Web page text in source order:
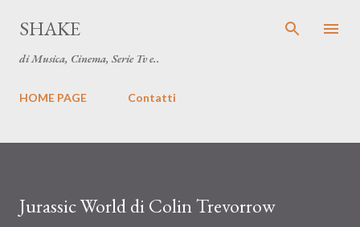
SHAKE
di Musica, Cinema, Serie Tv e..
HOME PAGE Contatti
Jurassic World di Colin Trevorrow